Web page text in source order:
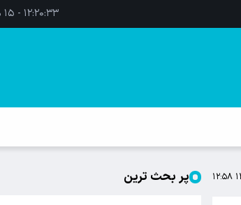
۱۲:۲۰:۳۴ - ۱۵ مرداد ۱۴۰۵
پر بحث ترین